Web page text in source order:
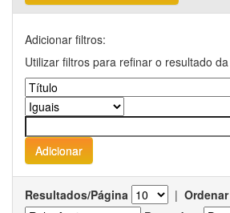
Adicionar filtros:
Utilizar filtros para refinar o resultado
Resultados/Página |